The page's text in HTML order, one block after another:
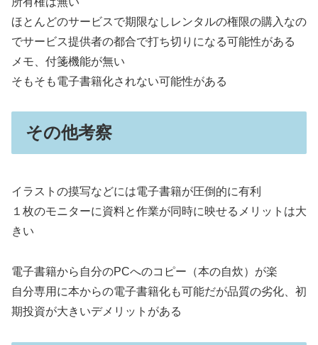
ほとんどのサービスで期限なしレンタルの権限の購入なの
でサービス提供者の都合で打ち切りになる可能性がある
メモ、付箋機能が無い
そもそも電子書籍化されない可能性がある
その他考察
イラストの摸写などには電子書籍が圧倒的に有利
１枚のモニターに資料と作業が同時に映せるメリットは大
きい
電子書籍から自分のPCへのコピー（本の自炊）が楽
自分専用に本からの電子書籍化も可能だが品質の劣化、初
期投資が大きいデメリットがある